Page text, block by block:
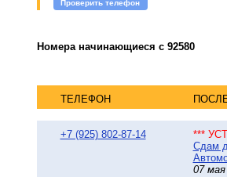
Проверить телефон
Номера начинающиеся с 92580
ТЕЛЕФОН
+7 (925) 802-87-14
***
Сдам
07 мая